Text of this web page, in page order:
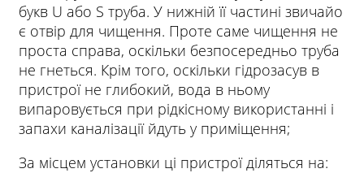
букв U або S труба. У нижній її частині звичайо
є отвір для чищення. Проте саме чищення не
проста справа, оскільки безпосередньо труба
не гнеться. Крім того, оскільки гідрозасув в
пристрої не глибокий, вода в ньому
випаровується при рідкісному використанні і
запахи каналізації йдуть у приміщення;
За місцем установки ці пристрої діляться на: